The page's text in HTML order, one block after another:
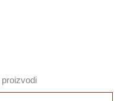
proizvodi